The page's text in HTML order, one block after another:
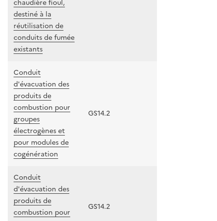
chaudière fioul,
destiné à la
réutilisation de
conduits de fumée
existants
Conduit
d'évacuation des
produits de
combustion pour
groupes
électrogènes et
pour modules de
cogénération
GS14.2
Conduit
d'évacuation des
produits de
combustion pour
GS14.2